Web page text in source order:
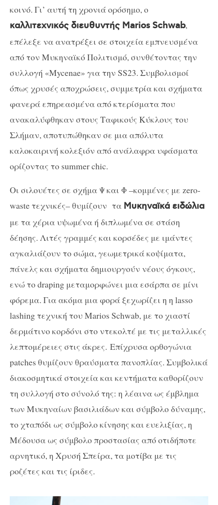
κοινό. Γι’ αυτή τη χρονιά ορόσημο, ο
καλλιτεχνικός διευθυντής Marios Schwab,
επέλεξε να ανατρέξει σε στοιχεία εμπνευσμένα
από τον Μυκηναϊκό Πολιτισμό, συνθέτοντας την
συλλογή «Mycenae» για την SS23. Συμβολισμοί
όπως χρυσές αποχρώσεις, συμμετρία και σχήματα
φανερά επηρεασμένα από κτερίσματα που
ανακαλύφθηκαν στους Ταφικούς Κύκλους του
Σλήμαν, αποτυπώθηκαν σε μια απόλυτα
καλοκαιρινή κολεξιόν από ανάλαφρα υφάσματα
ορίζοντας το summer chic.
Οι σιλουέτες σε σχήμα Ψ και Φ –κομμένες με zero-
waste τεχνικές– θυμίζουν τα Μυκηναϊκά ειδώλια
με τα χέρια υψωμένα ή διπλωμένα σε στάση
δέησης. Λιτές γραμμές και κορσέδες με ιμάντες
αγκαλιάζουν το σώμα, γεωμετρικά κοψίματα,
πάνελς και σχήματα δημιουργούν νέους όγκους,
ενώ το draping μεταμορφώνει μια εσάρπα σε μίνι
φόρεμα. Για ακόμα μια φορά ξεχωρίζει η η lasso
lashing τεχνική του Marios Schwab, με το χιαστί
δερμάτινο κορδόνι στο ντεκολτέ με τις μεταλλικές
λεπτομέρειες στις άκρες. Επίχρυσα ορθογώνια
patches θυμίζουν θραύσματα πανοπλίας. Συμβολικά
διακοσμητικά στοιχεία και κεντήματα καθορίζουν
τη συλλογή στο σύνολό της: η λέαινα ως έμβλημα
των Mυκηναίων βασιλιάδων και σύμβολο δύναμης,
το χταπόδι ως σύμβολο κίνησης και ευελιξίας, η
Μέδουσα ως σύμβολο προστασίας από οτιδήποτε
αρνητικό, η Χρυσή Σπείρα, τα μοτίβα με τις
ροζέτες και τις ίριδες.